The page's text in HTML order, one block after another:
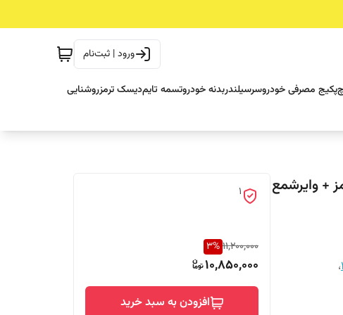
ورود | ثبت‌نام
پکیج مصرفی خودروسرسیلندربدنه خودروتسمه تایمدیسک ترمزروشنایی
ترمز + وایرشمع
،
1
11,200,000
3%
10,850,000
افزودن به سبد خرید